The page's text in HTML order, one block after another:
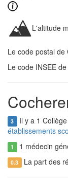
L'altitude
Le code postal de
Le code INSEE
3 Il y a 1
établissements
1 1 médecin
0.3 La part des